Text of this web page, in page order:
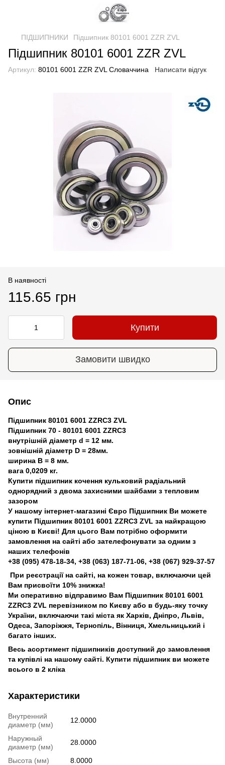
ПІДШИПНИКИ Підшипник 80101 6001 ZZR ZVL
Підшипник 80101 6001 ZZR ZVL
Артикул: 80101 6001 ZZR ZVL Словаччина Написати відгук
В наявності
115.65 грн
Купити
Замовити швидко
Опис
Підшипник 80101 6001 ZZRC3 ZVL
Підшипник 70 - 80101 6001 ZZRC3
внутрішній діаметр d = 12 мм.
зовнішній діаметр D = 28мм.
ширина B = 8 мм.
вага 0,0209 кг.
Купити підшипник кочення кульковий радіальний
однорядний з двома захисними шайбами ​​з тепловим
зазором
У нашому інтернет-магазині Євро Підшипник Ви можете
купити Підшипник 80101 6001 ZZRC3 ZVL за найкращою
ціною в Києві! Для цього Вам потрібно оформити
замовлення на сайті або зателефонувати за одним з
наших телефонів
+38 (095) 478-18-34, +38 (063) 187-71-06, +38 (067) 929-37-57
При реєстрації на сайті, на кожен товар, включаючи цей
Вам присвоїти 10% знижка!
Ми оперативно відправимо Вам Підшипник 80101 6001
ZZRC3 ZVL перевізником по Києву або в будь-яку точку
України, включаючи такі міста як Харків, Дніпро, Львів,
Одеса, Запоріжжя, Тернопіль, Вінниця, Хмельницький і
багато інших.
Весь асортимент підшипників доступний до замовлення
та купівлі на нашому сайті. Купити підшипник ви можете
всього в 2 кліка
Характеристики
Внутренний
диаметр (мм)
12.0000
Наружный
диаметр (мм)
28.0000
Высота (мм) 8.0000